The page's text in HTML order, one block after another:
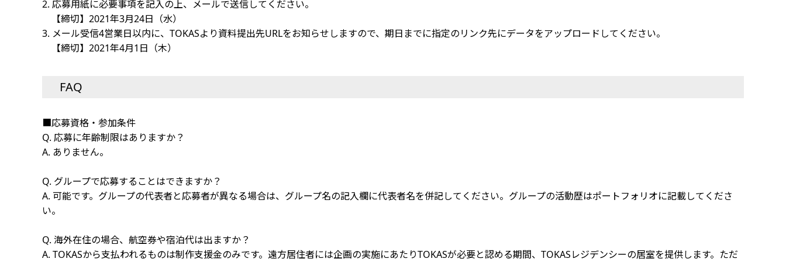
2. 応募用紙に必要事項を記入の上、メールで送信してください。
【締切】2021年3月24日（水）
3. メール受信4営業日以内に、TOKASより資料提出先URLをお知らせしますので、期日までに指定のリンク先にデータをアップロードしてください。
【締切】2021年4月1日（木）
FAQ
■応募資格・参加条件
Q. 応募に年齢制限はありますか？
A. ありません。
Q. グループで応募することはできますか？
A. 可能です。グループの代表者と応募者が異なる場合は、グループ名の記入欄に代表者名を併記してください。グループの活動歴はポートフォリオに記載してくださ
い。
Q. 海外在住の場合、航空券や宿泊代は出ますか？
A. TOKASから支払われるものは制作支援金のみです。遠方居住者には企画の実施にあたりTOKASが必要と認める期間、TOKASレジデンシーの居室を提供します。ただ